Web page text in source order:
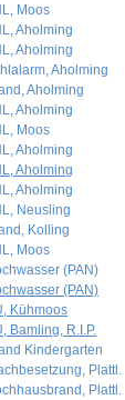
Moos
Aholming
Aholming
Aholming
Aholming
Aholming
Moos
Aholming
Aholming
Aholming
Neusling
Kolling
Moos
(PAN)
(PAN)
Kühmoos
Bamling, R.I.P.
Kindergarten
Plattl.
Plattl.